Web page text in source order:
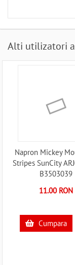
Alti utilizatori
Napron Mickey
Stripes SunCity
B3503039
11.00 RON
Cumpara